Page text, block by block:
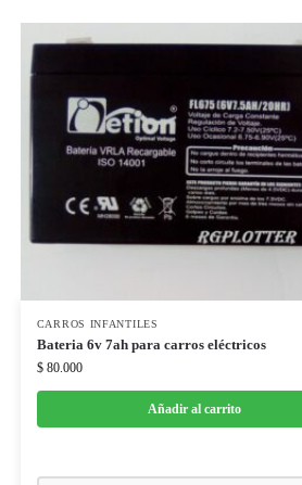
CARROS INFANTILES
Bateria 6v 7ah para carros eléctricos
$80.000
Añadir al carrito